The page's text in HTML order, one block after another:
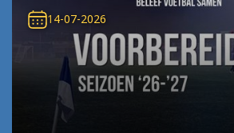
14-07-2026